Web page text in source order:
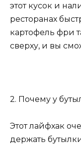
этот кусок и
ресторанах
картофель фри
сверху, и вы
2. Почему у
Этот лайфхак
держать